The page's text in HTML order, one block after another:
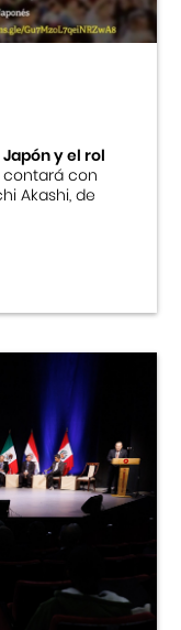
y el rol
con
Akashi, de